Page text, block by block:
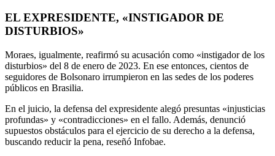
EL EXPRESIDENTE, «INSTIGADOR DE
DISTURBIOS»
Moraes, igualmente, reafirmó su acusación como «instigador de los
disturbios» del 8 de enero de 2023. En ese entonces, cientos de
seguidores de Bolsonaro irrumpieron en las sedes de los poderes
públicos en Brasilia.
En el juicio, la defensa del expresidente alegó presuntas «injusticias
profundas» y «contradicciones» en el fallo. Además, denunció
supuestos obstáculos para el ejercicio de su derecho a la defensa,
buscando reducir la pena, reseñó Infobae.